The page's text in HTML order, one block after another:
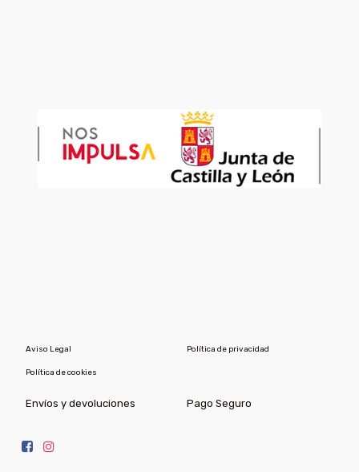
Aviso Legal Política de privacidad
Política de cookies
Envíos y devoluciones Pago Seguro